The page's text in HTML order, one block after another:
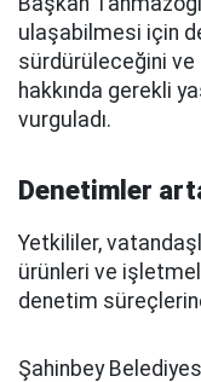
ulaşabilmesi için
sürdürüleceğini
hakkında gerekli
vurguladı.
Denetimler
Yetkililer,
ürünleri ve
denetim
Şahinbey